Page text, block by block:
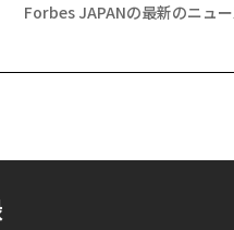
Forbes JAPANの最新のニュ